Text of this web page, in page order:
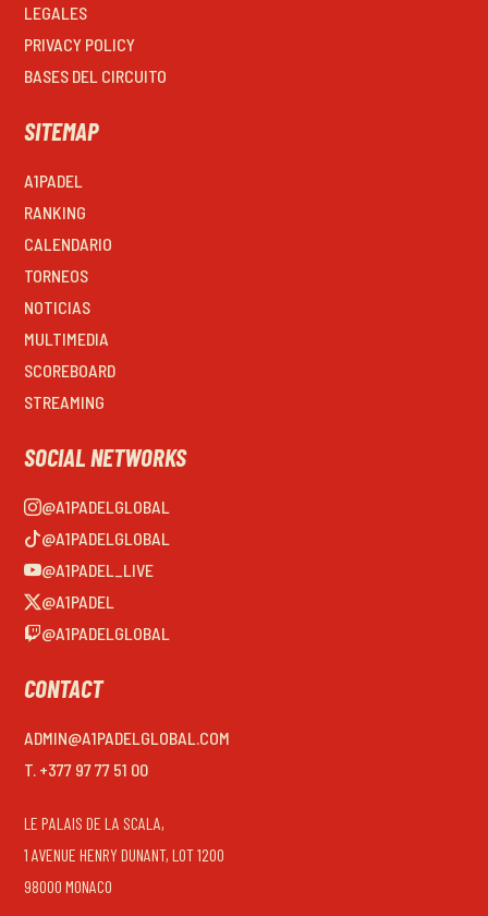
LEGALES
PRIVACY POLICY
BASES DEL CIRCUITO
SITEMAP
A1PADEL
RANKING
CALENDARIO
TORNEOS
NOTICIAS
MULTIMEDIA
SCOREBOARD
STREAMING
SOCIAL NETWORKS
@A1PADELGLOBAL
@A1PADELGLOBAL
@A1PADEL_LIVE
@A1PADEL
@A1PADELGLOBAL
CONTACT
ADMIN@A1PADELGLOBAL.COM
T. +377 97 77 51 00
LE PALAIS DE LA SCALA,
1 AVENUE HENRY DUNANT, LOT 1200
98000 MONACO